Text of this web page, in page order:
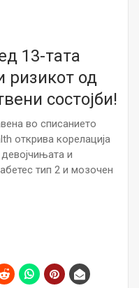
13-тата
ризикот од
состојби!
во списанието
открива корелација
девојчињата и
тип 2 и мозочен